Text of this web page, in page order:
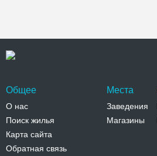
Общее
О нас
Поиск жилья
Карта сайта
Обратная связь
Места
Заведения
Магазины